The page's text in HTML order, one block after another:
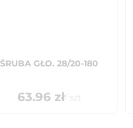
ŚRUBA GŁO. 28/20-180
63.96 zł/ szt